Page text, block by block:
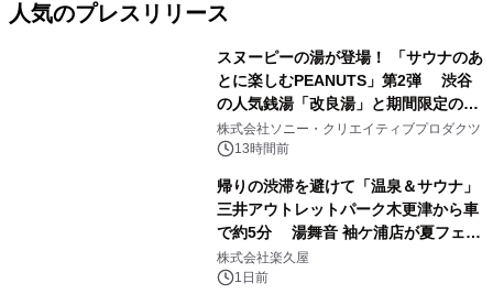
人気のプレスリリース
スヌーピーの湯が登場！ 「サウナのあ
とに楽しむPEANUTS」第2弾 渋谷
の人気銭湯「改良湯」と期間限定のコ
ラボレーション サウナイキタイコラ
ボグッズも発売決定！
株式会社ソニー・クリエイティブプロダクツ
13時間前
帰りの渋滞を避けて「温泉＆サウナ」
三井アウトレットパーク木更津から車
で約5分 湯舞音 袖ケ浦店が夏フェア
メニューを提供
株式会社楽久屋
1日前